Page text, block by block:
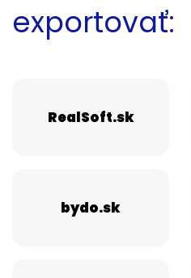
exportovať:
RealSoft.sk
bydo.sk